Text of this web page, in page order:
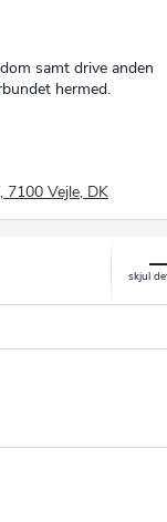
samt drive anden
hermed.
7100 Vejle, DK